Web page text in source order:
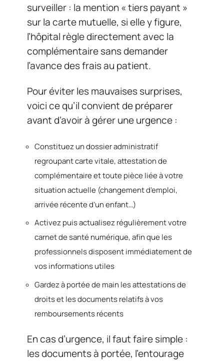
surveiller : la mention « tiers payant »
sur la carte mutuelle, si elle y figure,
l’hôpital règle directement avec la
complémentaire sans demander
l’avance des frais au patient.
Pour éviter les mauvaises surprises,
voici ce qu’il convient de préparer
avant d’avoir à gérer une urgence :
Constituez un dossier administratif
regroupant carte vitale, attestation de
complémentaire et toute pièce liée à votre
situation actuelle (changement d’emploi,
arrivée récente d’un enfant…)
Activez puis actualisez régulièrement votre
carnet de santé numérique, afin que les
professionnels disposent immédiatement de
vos informations utiles
Gardez à portée de main les attestations de
droits et les documents relatifs à vos
remboursements récents
En cas d’urgence, il faut faire simple :
les documents à portée, l’entourage